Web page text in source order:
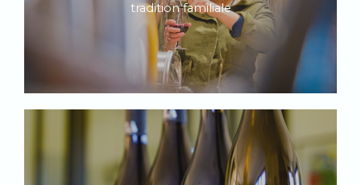
tradition familiale